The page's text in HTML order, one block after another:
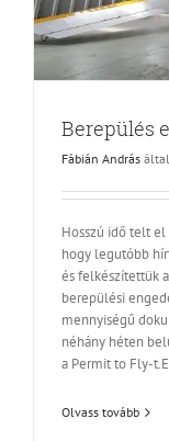
Berepülés
Fábián András által
Hosszú idő telt
hogy legutóbb
és felkészítettük
berepülési
mennyiségű
néhány héten
a Permit to Fly-
Olvass tovább